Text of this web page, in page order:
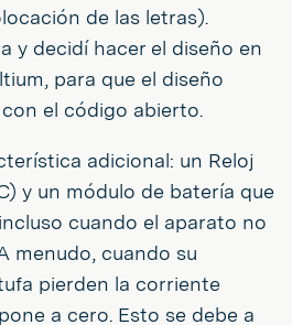
de las letras).
y decidí hacer el diseño en
para que el diseño
el código abierto.
adicional: un Reloj
y un módulo de batería que
cuando el aparato no
menudo, cuando su
pierden la corriente
a cero. Esto se debe a